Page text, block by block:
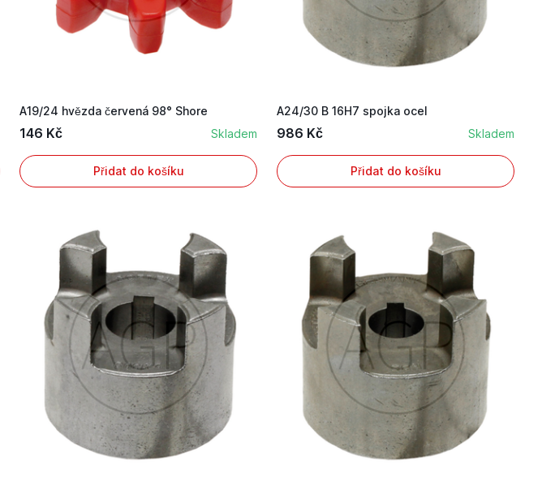
A19/24 hvězda červená 98° Shore
146 Kč Skladem
Přidat do košíku
A24/30 B 16H7 spojka ocel
986 Kč Skladem
Přidat do košíku